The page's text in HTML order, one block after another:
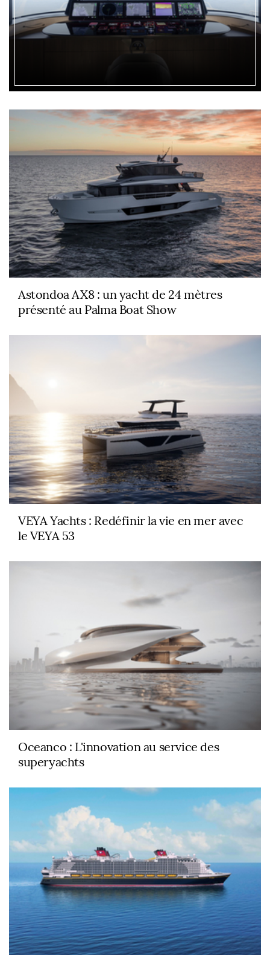
Astondoa AX8 : un yacht de 24 mètres
présenté au Palma Boat Show
VEYA Yachts : Redéfinir la vie en mer avec
le VEYA 53
Oceanco : L'innovation au service des
superyachts